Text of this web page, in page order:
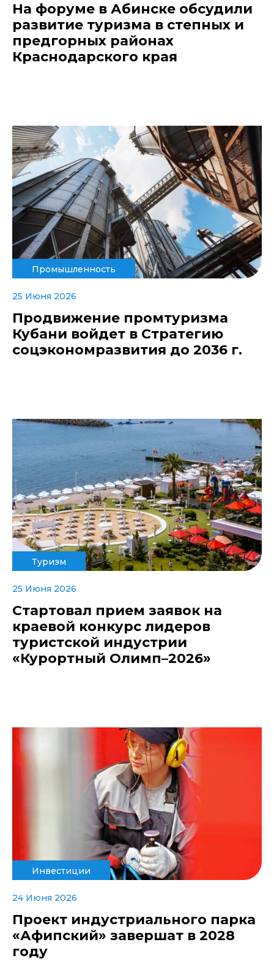
На форуме в Абинске обсудили
развитие туризма в степных и
предгорных районах
Краснодарского края
Промышленность
25 Июня 2026
Продвижение промтуризма
Кубани войдет в Стратегию
соцэкономразвития до 2036 г.
Туризм
25 Июня 2026
Стартовал прием заявок на
краевой конкурс лидеров
туристской индустрии
«Курортный Олимп–2026»
Инвестиции
24 Июня 2026
Проект индустриального парка
«Афипский» завершат в 2028
году